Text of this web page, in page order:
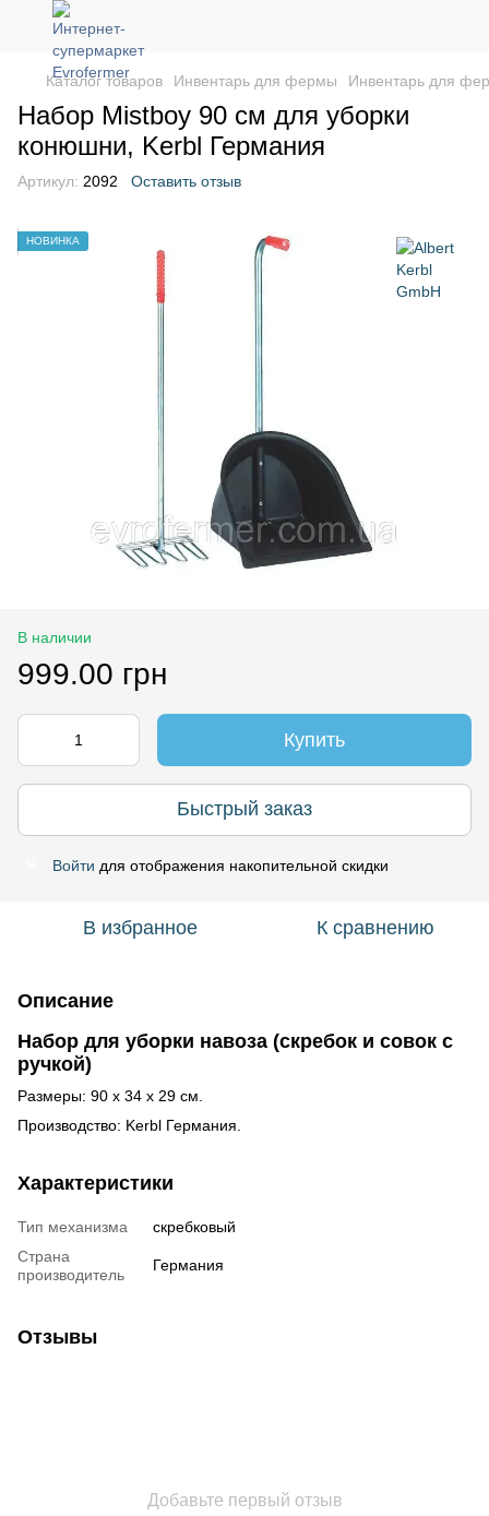
Каталог товаров Инвентарь для фермы Инвентарь для
Набор Mistboy 90 см для уборки
конюшни, Kerbl Германия
Артикул: 2092 Оставить отзыв
НОВИНКА
В наличии
999.00 грн
Купить
Быстрый заказ
Войти для отображения накопительной скидки
В избранное К сравнению
Описание
Набор для уборки навоза (скребок и совок с
ручкой)
Размеры: 90 х 34 х 29 см.
Производство: Kerbl Германия.
Характеристики
Тип механизма
скребковый
Страна
производитель
Германия
Отзывы
Добавьте первый отзыв